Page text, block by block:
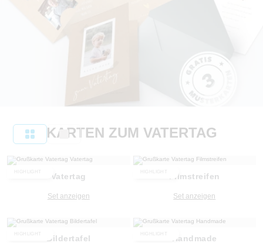
KARTEN ZUM VATERTAG
Vatertag
Set anzeigen
Filmstreifen
Set anzeigen
Bildertafel Handmade